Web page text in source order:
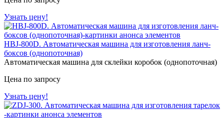
Узнать цену!
HBJ-800D. Автоматическая машина для изготовления ланч-
боксов (однопоточная)
Автоматическая машина для склейки коробок (однопоточная)
Цена по запросу
Узнать цену!